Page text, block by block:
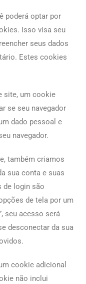
poderá optar por
Isso visa seu
seus dados
Estes cookies
site, um cookie
se seu navegador
dado pessoal e
navegador.
também criamos
sua conta e suas
de login são
de tela por um
seu acesso será
desconectar da sua
cookie adicional
não inclui